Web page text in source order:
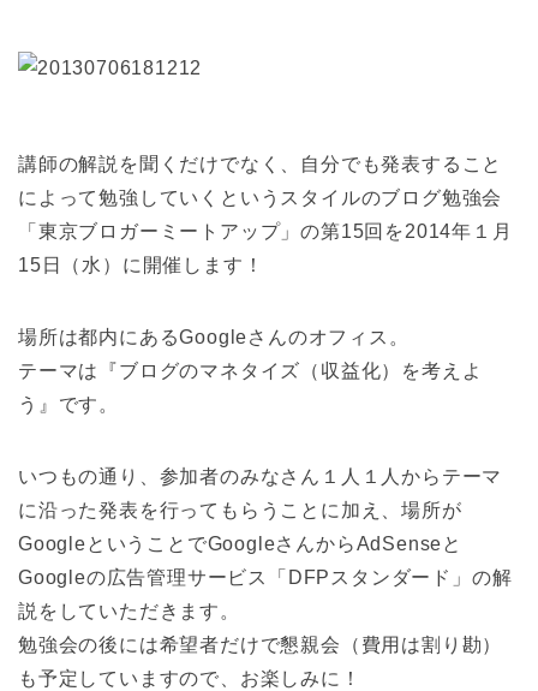
講師の解説を聞くだけでなく、自分でも発表すること
によって勉強していくというスタイルのブログ勉強会
「東京ブロガーミートアップ」の第15回を2014年１月
15日（水）に開催します！
場所は都内にあるGoogleさんのオフィス。
テーマは『ブログのマネタイズ（収益化）を考えよ
う』です。
いつもの通り、参加者のみなさん１人１人からテーマ
に沿った発表を行ってもらうことに加え、場所が
GoogleということでGoogleさんからAdSenseと
Googleの広告管理サービス「DFPスタンダード」の解
説をしていただきます。
勉強会の後には希望者だけで懇親会（費用は割り勘）
も予定していますので、お楽しみに！